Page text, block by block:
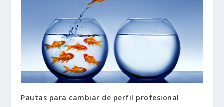
Pautas para cambiar de perfil profesional